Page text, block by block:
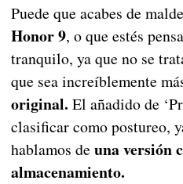
Puede que acabes de
Honor 9, o que estés
tranquilo, ya que no se
que sea increíblemente
original. El añadido de
clasificar como postureo,
hablamos de una versión
almacenamiento.